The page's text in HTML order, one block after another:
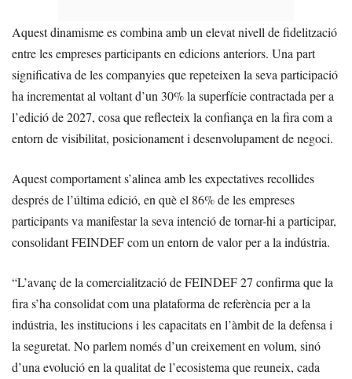
Aquest dinamisme es combina amb un elevat nivell de fidelització
entre les empreses participants en edicions anteriors. Una part
significativa de les companyies que repeteixen la seva participació
ha incrementat al voltant d’un 30% la superfície contractada per a
l’edició de 2027, cosa que reflecteix la confiança en la fira com a
entorn de visibilitat, posicionament i desenvolupament de negoci.
Aquest comportament s’alinea amb les expectatives recollides
després de l’última edició, en què el 86% de les empreses
participants va manifestar la seva intenció de tornar-hi a participar,
consolidant FEINDEF com un entorn de valor per a la indústria.
“L’avanç de la comercialització de FEINDEF 27 confirma que la
fira s’ha consolidat com una plataforma de referència per a la
indústria, les institucions i les capacitats en l’àmbit de la defensa i
la seguretat. No parlem només d’un creixement en volum, sinó
d’una evolució en la qualitat de l’ecosistema que reuneix, cada